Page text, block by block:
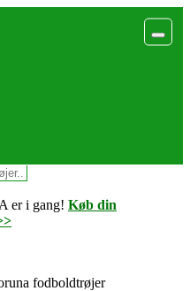
er i gang! Køb din
fodboldtrøjer